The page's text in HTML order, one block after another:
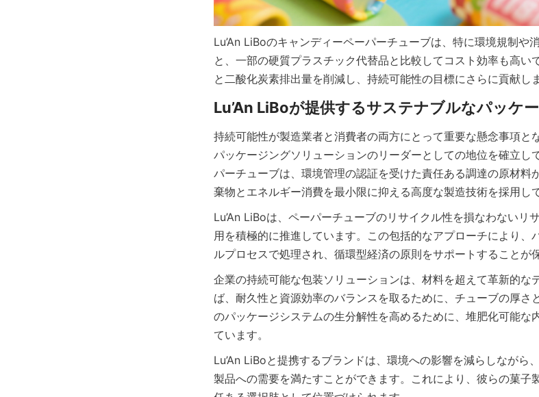
Lu’An LiBoのキャンディーペーパーチューブは、特に環境規制や
と、一部の硬質プラスチック代替品と比較してコスト効率も高い
と二酸化炭素排出量を削減し、持続可能性の目標にさらに貢献しま
持続可能性が製造業者と消費者の両方にとって重要な懸念事項と
パッケージングソリューションのリーダーとしての地位を確立し
パーチューブは、環境管理の認証を受けた責任ある調達の原材料
棄物とエネルギー消費を最小限に抑える高度な製造技術を採用し
Lu’An LiBoは、ペーパーチューブのリサイクル性を損なわないリ
用を積極的に推進しています。この包括的なアプローチにより、
ルプロセスで処理され、循環型経済の原則をサポートすることが
企業の持続可能な包装ソリューションは、材料を超えて革新的な
ば、耐久性と資源効率のバランスを取るために、チューブの厚さ
のパッケージシステムの生分解性を高めるために、堆肥化可能な
ています。
Lu’An LiBoと提携するブランドは、環境への影響を減らしながら
製品への需要を満たすことができます。これにより、彼らの菓子